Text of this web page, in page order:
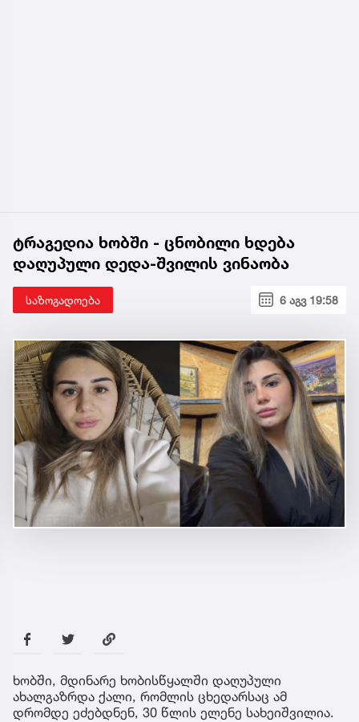
ტრაგედია ხობში - ცნობილი ხდება
დაღუპული დედა-შვილის ვინაობა
საზოგადოება 6 აგვ 19:58
ხობში, მდინარე ხობისწყალში დაღუპული
ახალგაზრდა ქალი, რომლის ცხედარსაც ამ
დრომდე ეძებდნენ, 30 წლის ელენე სახეიშვილია.